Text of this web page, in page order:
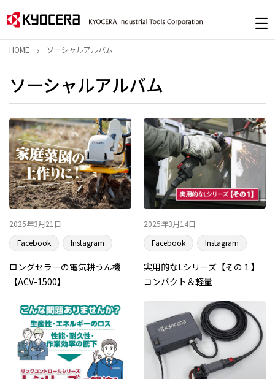
HOME ソーシャルアルバム
ソーシャルアルバム
2025年3月21日
Facebook
Instagram
ロングセラーの電気耕うん機
【ACV-1500】
2025年3月14日
Facebook
Instagram
実用的なLシリーズ【その１】
コンパクト＆軽量